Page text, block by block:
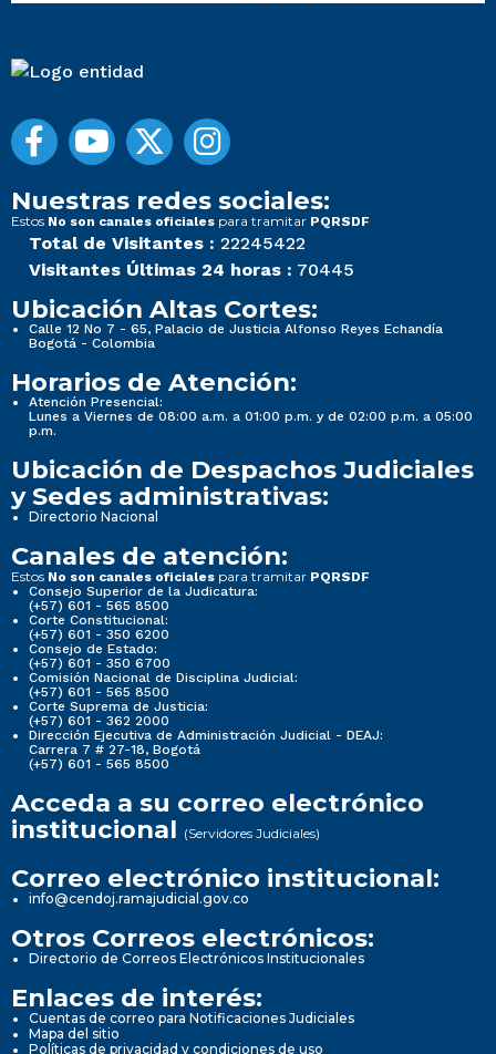
Nuestras redes sociales:
Estos No son canales oficiales para tramitar PQRSDF
Total de Visitantes : 22245422
Visitantes Últimas 24 horas : 70445
Ubicación Altas Cortes:
Calle 12 No 7 - 65, Palacio de Justicia Alfonso Reyes Echandía
Bogotá - Colombia
Horarios de Atención:
Atención Presencial:
Lunes a Viernes de 08:00 a.m. a 01:00 p.m. y de 02:00 p.m. a 05:00
p.m.
Ubicación de Despachos Judiciales
y Sedes administrativas:
Directorio Nacional
Canales de atención:
Estos No son canales oficiales para tramitar PQRSDF
Consejo Superior de la Judicatura:
(+57) 601 - 565 8500
Corte Constitucional:
(+57) 601 - 350 6200
Consejo de Estado:
(+57) 601 - 350 6700
Comisión Nacional de Disciplina Judicial:
(+57) 601 - 565 8500
Corte Suprema de Justicia:
(+57) 601 - 362 2000
Dirección Ejecutiva de Administración Judicial - DEAJ:
Carrera 7 # 27-18, Bogotá
(+57) 601 - 565 8500
Acceda a su correo electrónico
institucional (Servidores Judiciales)
Correo electrónico institucional:
info@cendoj.ramajudicial.gov.co
Otros Correos electrónicos:
Directorio de Correos Electrónicos Institucionales
Enlaces de interés:
Cuentas de correo para Notificaciones Judiciales
Mapa del sitio
Políticas de privacidad y condiciones de uso